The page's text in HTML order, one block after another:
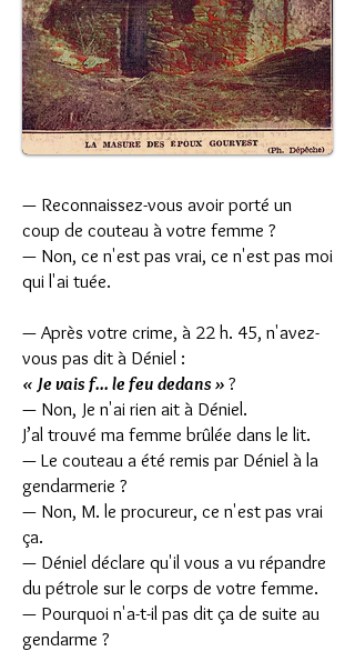
— Reconnaissez-vous avoir porté un
coup de couteau à votre femme ?
— Non, ce n'est pas vrai, ce n'est pas moi
qui l'ai tuée.
— Après votre crime, à 22 h. 45, n'avez-
vous pas dit à Déniel :
« Je vais f... le feu dedans » ?
— Non, Je n'ai rien ait à Déniel.
J’al trouvé ma femme brûlée dans le lit.
— Le couteau a été remis par Déniel à la
gendarmerie ?
— Non, M. le procureur, ce n'est pas vrai
ça.
— Déniel déclare qu'il vous a vu répandre
du pétrole sur le corps de votre femme.
— Pourquoi n'a-t-il pas dit ça de suite au
gendarme ?